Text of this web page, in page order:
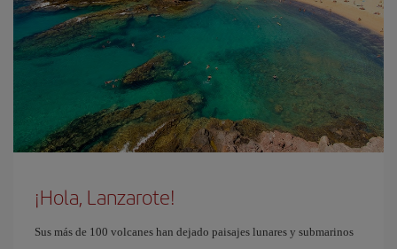
¡Hola, Lanzarote!
Sus más de 100 volcanes han dejado paisajes lunares y submarinos